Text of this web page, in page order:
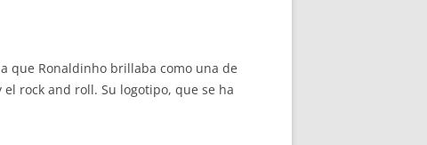
que Ronaldinho brillaba como una de
rock and roll. Su logotipo, que se ha